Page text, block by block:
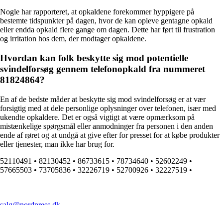
Nogle har rapporteret, at opkaldene forekommer hyppigere på
bestemte tidspunkter på dagen, hvor de kan opleve gentagne opkald
eller endda opkald flere gange om dagen. Dette har ført til frustration
og irritation hos dem, der modtager opkaldene.
Hvordan kan folk beskytte sig mod potentielle
svindelforsøg gennem telefonopkald fra nummeret
81824864?
En af de bedste måder at beskytte sig mod svindelforsøg er at vær
forsigtig med at dele personlige oplysninger over telefonen, især med
ukendte opkaldere. Det er også vigtigt at være opmærksom på
mistænkelige spørgsmål eller anmodninger fra personen i den anden
ende af røret og at undgå at give efter for presset for at købe produkter
eller tjenester, man ikke har brug for.
52110491 • 82130452 • 86733615 • 78734640 • 52602249 •
57665503 • 73705836 • 32226719 • 52700926 • 32227519 •